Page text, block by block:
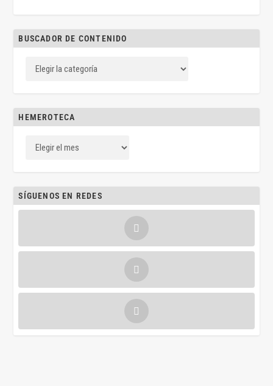
BUSCADOR DE CONTENIDO
HEMEROTECA
SÍGUENOS EN REDES